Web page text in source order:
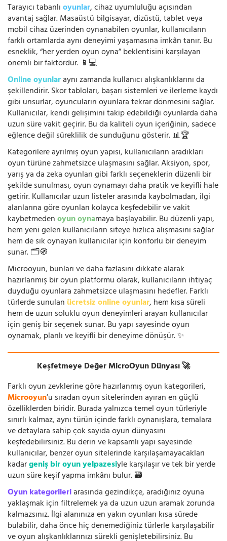
Tarayıcı tabanlıoyunlar, cihaz uyumluluğu açısından
avantaj sağlar. Masaüstü bilgisayar, dizüstü, tablet veya
mobil cihaz üzerinden oynanabilen oyunlar, kullanıcıların
farklı ortamlarda aynı deneyimi yaşamasına imkân tanır. Bu
esneklik, “her yerden oyun oyna” beklentisini karşılayan
önemli bir faktördür. 📱💻
Online oyunlaraynı zamanda kullanıcı alışkanlıklarını da
şekillendirir. Skor tabloları, başarı sistemleri ve ilerleme kaydı
gibi unsurlar, oyuncuların oyunlara tekrar dönmesini sağlar.
Kullanıcılar, kendi gelişimini takip edebildiği oyunlarda daha
uzun süre vakit geçirir. Bu da kaliteli oyun içeriğinin, sadece
eğlence değil süreklilik de sunduğunu gösterir. 📊🏆
Kategorilere ayrılmış oyun yapısı, kullanıcıların aradıkları
oyun türüne zahmetsizce ulaşmasını sağlar. Aksiyon, spor,
yarış ya da zeka oyunları gibi farklı seçeneklerin düzenli bir
şekilde sunulması, oyun oynamayı daha pratik ve keyifli hale
getirir. Kullanıcılar uzun listeler arasında kaybolmadan, ilgi
alanlarına göre oyunları kolayca keşfedebilir ve vakit
kaybetmedenoyun oynamaya başlayabilir. Bu düzenli yapı,
hem yeni gelen kullanıcıların siteye hızlıca alışmasını sağlar
hem de sık oynayan kullanıcılar için konforlu bir deneyim
sunar. 🗂️🧭
Microoyun, bunları ve daha fazlasını dikkate alarak
hazırlanmış bir oyun platformu olarak, kullanıcıların ihtiyaç
duyduğu oyunlara zahmetsizce ulaşmasını hedefler. Farklı
türlerde sunulan ücretsiz online oyunlar, hem kısa süreli
hem de uzun soluklu oyun deneyimleri arayan kullanıcılar
için geniş bir seçenek sunar. Bu yapı sayesinde oyun
oynamak, planlı ve keyifli bir deneyime dönüşür. ✨
Keşfetmeye Değer MicroOyun Dünyası 🚀
Farklı oyun zevklerine göre hazırlanmış oyun kategorileri,
Microoyun’u sıradan oyun sitelerinden ayıran en güçlü
özelliklerden biridir. Burada yalnızca temel oyun türleriyle
sınırlı kalmaz, aynı türün içinde farklı oynanışlara, temalara
ve detaylara sahip çok sayıda oyun dünyasını
keşfedebilirsiniz. Bu derin ve kapsamlı yapı sayesinde
kullanıcılar, benzer oyun sitelerinde karşılaşamayacakları
kadargeniş bir oyun yelpazesiyle karşılaşır ve tek bir yerde
uzun süre keşif yapma imkânı bulur. 🗃️
Oyun kategorileriarasında gezindikçe, aradığınız oyuna
yaklaşmak için filtrelemek ya da uzun uzun aramak zorunda
kalmazsınız. İlgi alanınıza en yakın oyunları kısa sürede
bulabilir, daha önce hiç denemediğiniz türlerle karşılaşabilir
ve oyun alışkanlıklarınızı sürekli genişletebilirsiniz. Bu